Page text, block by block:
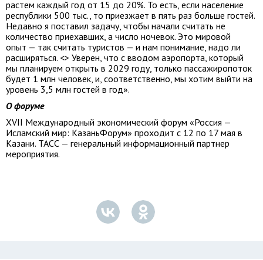
растем каждый год от 15 до 20%. То есть, если население
республики 500 тыс., то приезжает в пять раз больше гостей.
Недавно я поставил задачу, чтобы начали считать не
количество приехавших, а число ночевок. Это мировой
опыт — так считать туристов — и нам понимание, надо ли
расширяться. <> Уверен, что с вводом аэропорта, который
мы планируем открыть в 2029 году, только пассажиропоток
будет 1 млн человек, и, соответственно, мы хотим выйти на
уровень 3,5 млн гостей в год».
О форуме
XVII Международный экономический форум «Россия —
Исламский мир: КазаньФорум» проходит с 12 по 17 мая в
Казани. ТАСС — генеральный информационный партнер
мероприятия.